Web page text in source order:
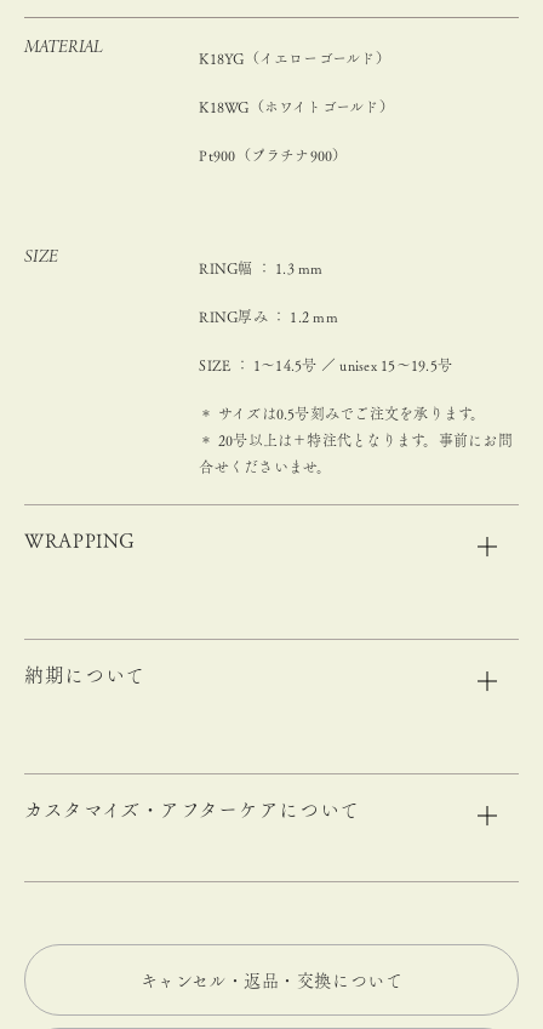
MATERIAL K18YG（イエローゴールド）
K18WG（ホワイトゴールド）
Pt900（プラチナ900）
SIZE RING幅 ： 1.3 mm
RING厚み ： 1.2 mm
SIZE ： 1～14.5号 ／ unisex 15〜19.5号
＊ サイズは0.5号刻みでご注文を承ります。
＊ 20号以上は＋特注代となります。事前にお問
合せくださいませ。
WRAPPING
納期について
カスタマイズ・アフターケアについて
キャンセル・返品・交換について